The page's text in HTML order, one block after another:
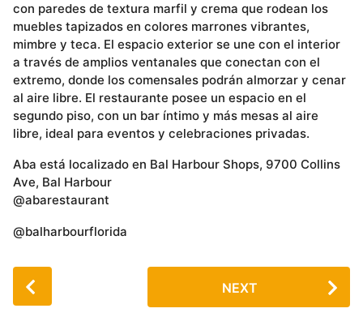
con paredes de textura marfil y crema que rodean los
muebles tapizados en colores marrones vibrantes,
mimbre y teca. El espacio exterior se une con el interior
a través de amplios ventanales que conectan con el
extremo, donde los comensales podrán almorzar y cenar
al aire libre. El restaurante posee un espacio en el
segundo piso, con un bar íntimo y más mesas al aire
libre, ideal para eventos y celebraciones privadas.
Aba está localizado en Bal Harbour Shops, 9700 Collins
Ave, Bal Harbour
@abarestaurant
@balharbourflorida
P
o
NEXT